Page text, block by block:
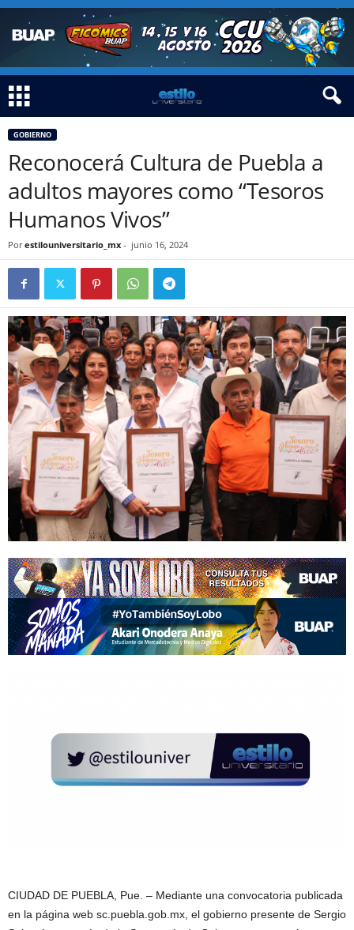
GOBIERNO
Reconocerá Cultura de Puebla a
adultos mayores como “Tesoros
Humanos Vivos”
Por estilouniversitario_mx - junio 16, 2024
CIUDAD DE PUEBLA, Pue. – Mediante una convocatoria publicada
en la página web sc.puebla.gob.mx, el gobierno presente de Sergio